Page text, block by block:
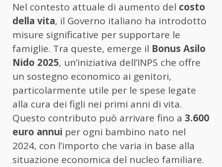
Nel contesto attuale di aumento del costo
della vita, il Governo italiano ha introdotto
misure significative per supportare le
famiglie. Tra queste, emerge il Bonus Asilo
Nido 2025, un’iniziativa dell’INPS che offre
un sostegno economico ai genitori,
particolarmente utile per le spese legate
alla cura dei figli nei primi anni di vita.
Questo contributo può arrivare fino a 3.600
euro annui per ogni bambino nato nel
2024, con l’importo che varia in base alla
situazione economica del nucleo familiare.